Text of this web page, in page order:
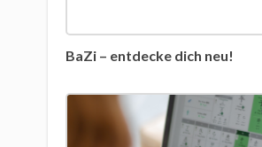
BaZi – entdecke dich neu!